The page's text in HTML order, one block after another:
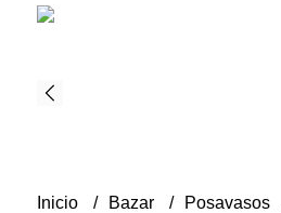
Inicio Bazar
Posavasos